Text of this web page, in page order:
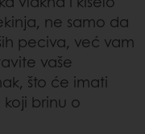
ne samo da
peciva, već vam
vaše
što će imati
brinu o